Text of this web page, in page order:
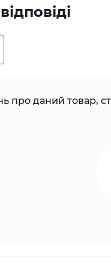
про даний товар,